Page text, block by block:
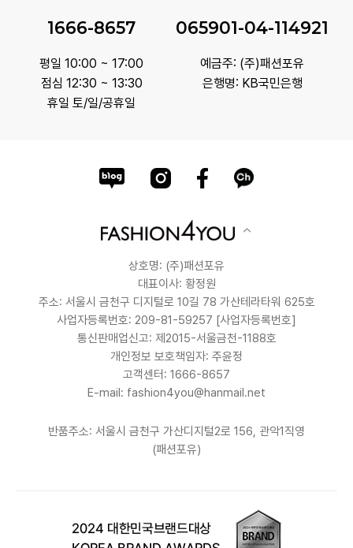
1666-8657
평일 10:00 ~ 17:00
점심 12:30 ~ 13:30
휴일 토/일/공휴일
065901-04-114921
예금주: (주)패션포유
은행명: KB국민은행
상호명: (주)패션포유
대표이사: 황정원
주소: 서울시 금천구 디지털로 10길 78 가산테라타워 625호
사업자등록번호: 209-81-59257 [사업자등록번호]
통신판매업신고: 제2015-서울금천-1188호
개인정보 보호책임자: 주윤정
고객센터: 1666-8657
E-mail: fashion4you@hanmail.net
반품주소: 서울시 금천구 가산디지털2로 156, 관악1직영
(패션포유)